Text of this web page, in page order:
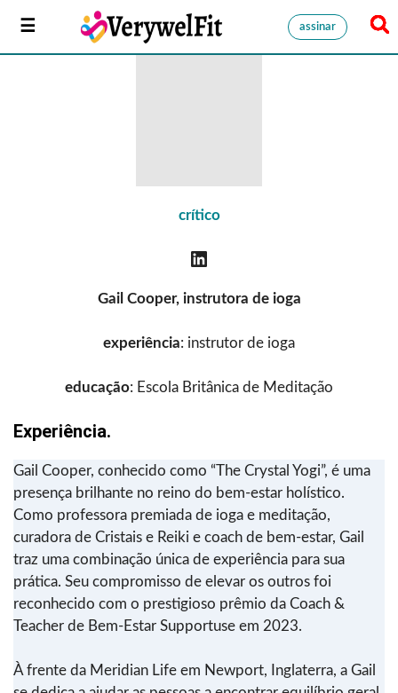
assinar
crítico
Gail Cooper, instrutora de ioga
experiência: instrutor de ioga
educação: Escola Britânica de Meditação
Experiência.
Gail Cooper, conhecido como “The Crystal Yogi”, é uma
presença brilhante no reino do bem-estar holístico.
Como professora premiada de ioga e meditação,
curadora de Cristais e Reiki e coach de bem-estar, Gail
traz uma combinação única de experiência para sua
prática. Seu compromisso de elevar os outros foi
reconhecido com o prestigioso prêmio da Coach &
Teacher de Bem-Estar Supportuse em 2023.
À frente da Meridian Life em Newport, Inglaterra, a Gail